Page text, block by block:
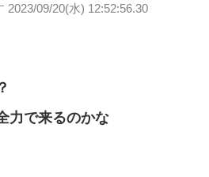
2023/09/20(水) 12:52:56.30
力で来るのかな